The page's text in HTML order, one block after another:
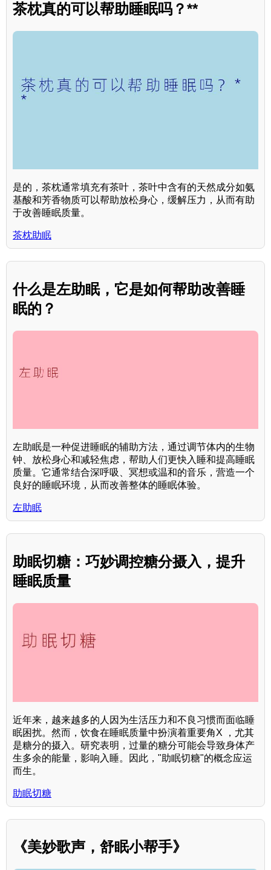
茶枕真的可以帮助睡眠吗？**
是的，茶枕通常填充有茶叶，茶叶中含有的天然成分如氨
基酸和芳香物质可以帮助放松身心，缓解压力，从而有助
于改善睡眠质量。
茶枕助眠
什么是左助眠，它是如何帮助改善睡
眠的？
左助眠是一种促进睡眠的辅助方法，通过调节体内的生物
钟、放松身心和减轻焦虑，帮助人们更快入睡和提高睡眠
质量。它通常结合深呼吸、冥想或温和的音乐，营造一个
良好的睡眠环境，从而改善整体的睡眠体验。
左助眠
助眠切糖：巧妙调控糖分摄入，提升
睡眠质量
近年来，越来越多的人因为生活压力和不良习惯而面临睡
眠困扰。然而，饮食在睡眠质量中扮演着重要角X ，尤其
是糖分的摄入。研究表明，过量的糖分可能会导致身体产
生多余的能量，影响入睡。因此，"助眠切糖"的概念应运
而生。
助眠切糖
《美妙歌声，舒眠小帮手》